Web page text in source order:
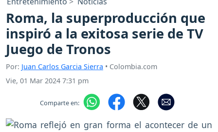
Roma, la superproducción que
inspiró a la exitosa serie de TV
Juego de Tronos
Por: Juan Carlos Garcia Sierra • Colombia.com
Vie, 01 Mar 2024 7:31 pm
Comparte en: